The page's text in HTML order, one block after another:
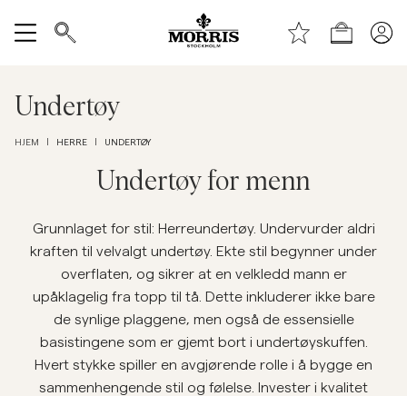
Handle
Tilbehør
Bukser
Jeans
Dresser
Undertøy
HJEM HERRE UNDERTØY
Undertøy for menn
Grunnlaget for stil: Herreundertøy. Undervurder aldri
kraften til velvalgt undertøy. Ekte stil begynner under
overflaten, og sikrer at en velkledd mann er
upåklagelig fra topp til tå. Dette inkluderer ikke bare
de synlige plaggene, men også de essensielle
basistingene som er gjemt bort i undertøyskuffen.
Hvert stykke spiller en avgjørende rolle i å bygge en
sammenhengende stil og følelse. Invester i kvalitet